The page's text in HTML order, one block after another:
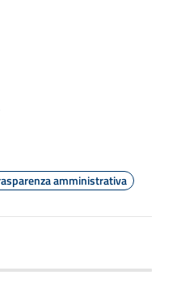
amministrativa